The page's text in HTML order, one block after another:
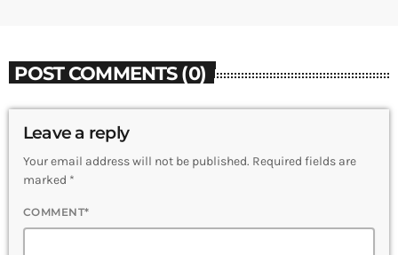
POST COMMENTS (0)
Leave a reply
Your email address will not be published. Required fields are
marked *
COMMENT*